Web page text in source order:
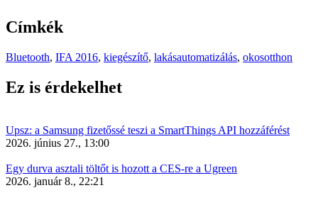
Címkék
Bluetooth, IFA 2016, kiegészítő, lakásautomatizálás, okosotthon
Ez is érdekelhet
Upsz: a Samsung fizetőssé teszi a SmartThings API hozzáférést
2026. június 27., 13:00
Egy durva asztali töltőt is hozott a CES-re a Ugreen
2026. január 8., 22:21